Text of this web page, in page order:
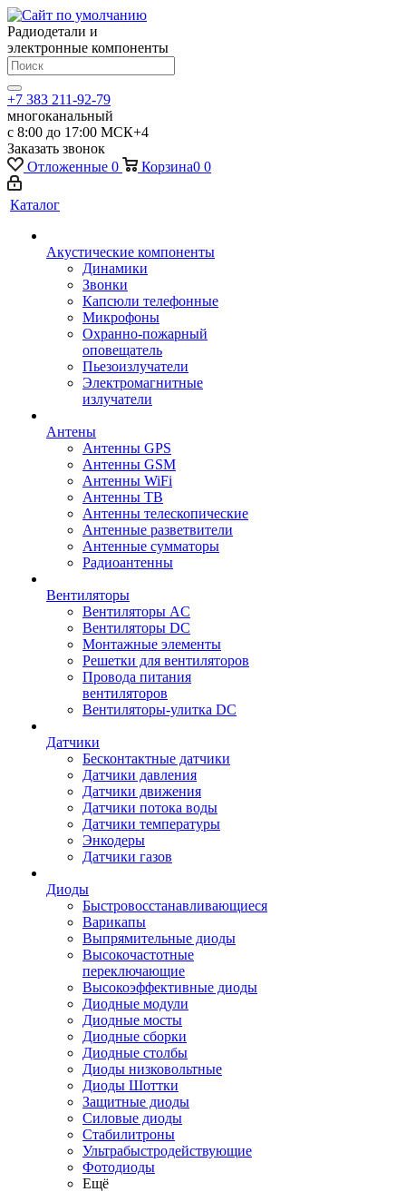
Радиодетали и
электронные компоненты
+7 383 211-92-79
многоканальный
с 8:00 до 17:00 МСК+4
Заказать звонок
Отложенные 0 Корзина0 0
Каталог
Акустические компоненты
Динамики
Звонки
Капсюли телефонные
Микрофоны
Охранно-пожарный
оповещатель
Пьезоизлучатели
Электромагнитные
излучатели
Антены
Антенны GPS
Антенны GSM
Антенны WiFi
Антенны ТВ
Антенны телескопические
Антенные разветвители
Антенные сумматоры
Радиоантенны
Вентиляторы
Вентиляторы AC
Вентиляторы DC
Монтажные элементы
Решетки для вентиляторов
Провода питания
вентиляторов
Вентиляторы-улитка DC
Датчики
Бесконтактные датчики
Датчики давления
Датчики движения
Датчики потока воды
Датчики температуры
Энкодеры
Датчики газов
Диоды
Быстровосстанавливающиеся
Варикапы
Выпрямительные диоды
Высокочастотные
переключающие
Высокоэффективные диоды
Диодные модули
Диодные мосты
Диодные сборки
Диодные столбы
Диоды низковольтные
Диоды Шоттки
Защитные диоды
Силовые диоды
Стабилитроны
Ультрабыстродействующие
Фотодиоды
Ещё